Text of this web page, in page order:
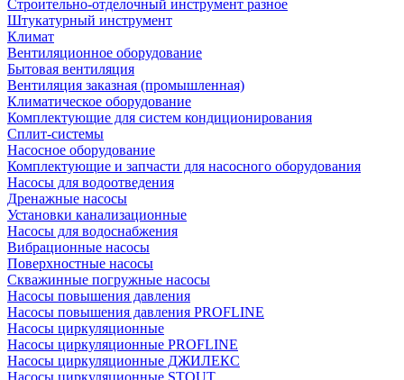
Строительно-отделочный инструмент разное
Штукатурный инструмент
Климат
Вентиляционное оборудование
Бытовая вентиляция
Вентиляция заказная (промышленная)
Климатическое оборудование
Комплектующие для систем кондиционирования
Сплит-системы
Насосное оборудование
Комплектующие и запчасти для насосного оборудования
Насосы для водоотведения
Дренажные насосы
Установки канализационные
Насосы для водоснабжения
Вибрационные насосы
Поверхностные насосы
Скважинные погружные насосы
Насосы повышения давления
Насосы повышения давления PROFLINE
Насосы циркуляционные
Насосы циркуляционные PROFLINE
Насосы циркуляционные ДЖИЛЕКС
Насосы циркуляционные STOUT